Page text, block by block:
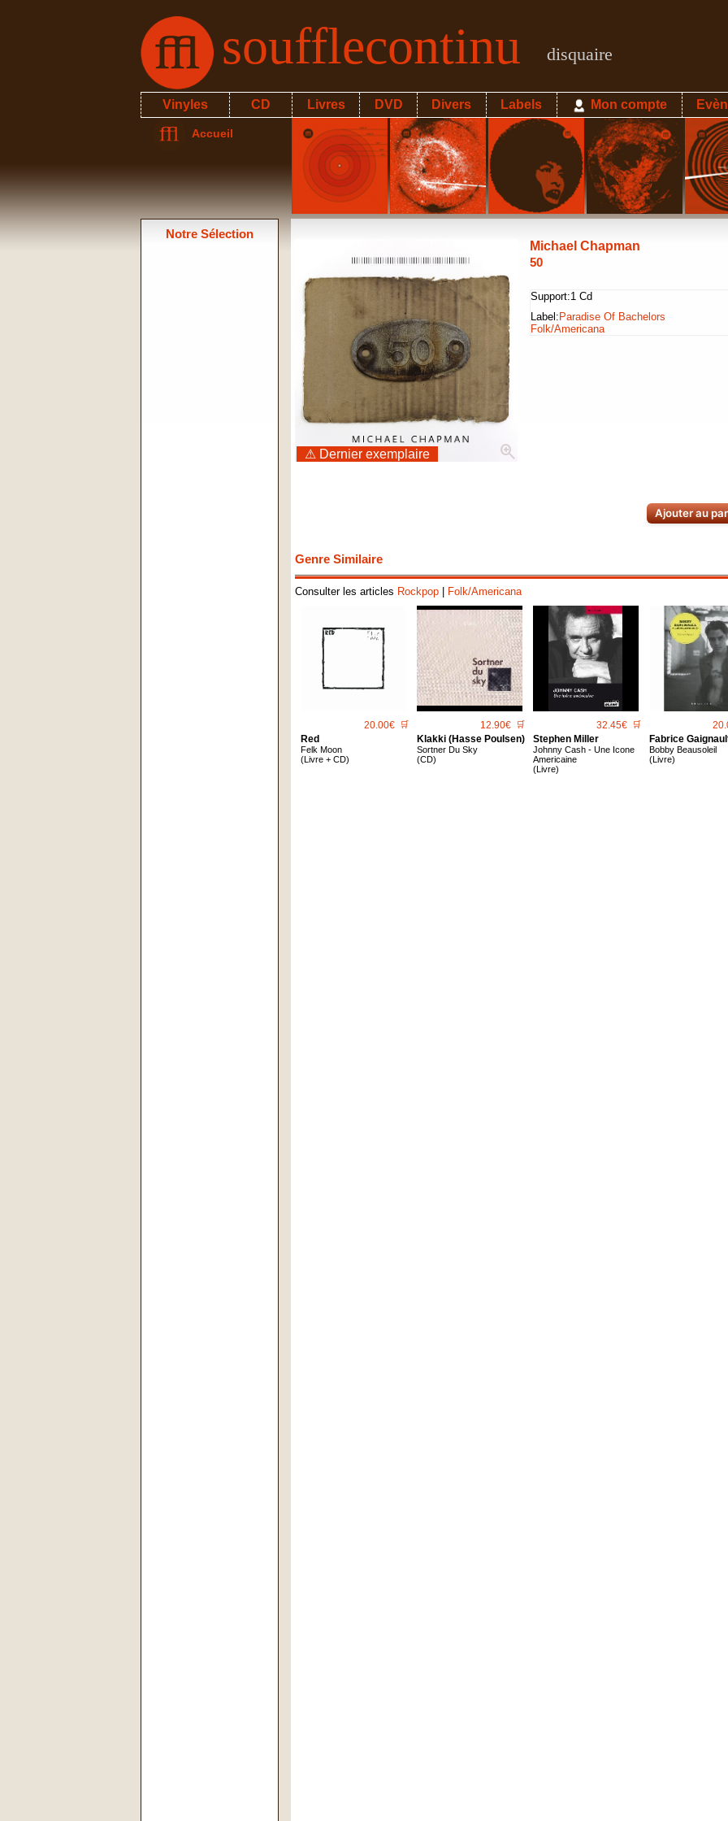
soufflecontinu disquaire
Vinyles CD Livres DVD Divers Labels Mon compte
Accueil
Notre Sélection
zoom_in
⚠ Dernier exemplaire
Michael Chapman
50
Support:1 Cd
Label: Paradise Of Bachelors
Folk/Americana
Ajouter au
Genre Similaire
Consulter les articles Rockpop| Folk/Americana
20.00€ 🛒
Red
Felk Moon
(Livre + CD)
12.90€ 🛒
Klakki (Hasse Poulsen)
Sortner Du Sky
(CD)
32.45€ 🛒
Stephen Miller
Johnny Cash - Une Icone
Americaine
(Livre)
Fabrice
Bobby Beausoleil
(Livre)